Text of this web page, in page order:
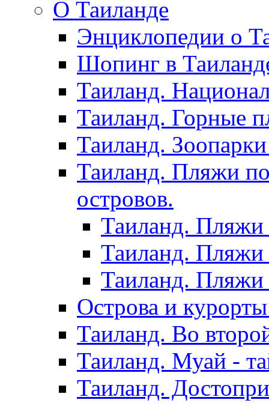
О Таиланде
Энциклопедии о
Шопинг в
Таиланд.
Таиланд. Горные
Таиланд.
Таиланд. Пляжи
островов.
Таиланд. Пляжи
Таиланд.
Таиланд. Пляжи
Острова и
Таиланд. Во
Таиланд. Муай -
Таиланд.